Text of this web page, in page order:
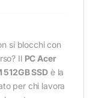
si blocchi con
Il PC Acer
SSDè la
per chi lavora